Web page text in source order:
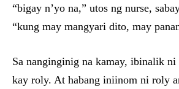
“bigay n’yo na,” utos ng nurse,
“kung may mangyari dito, may
Sa nanginginig na kamay, ibinalik ni
kay roly. At habang iniinom ni roly